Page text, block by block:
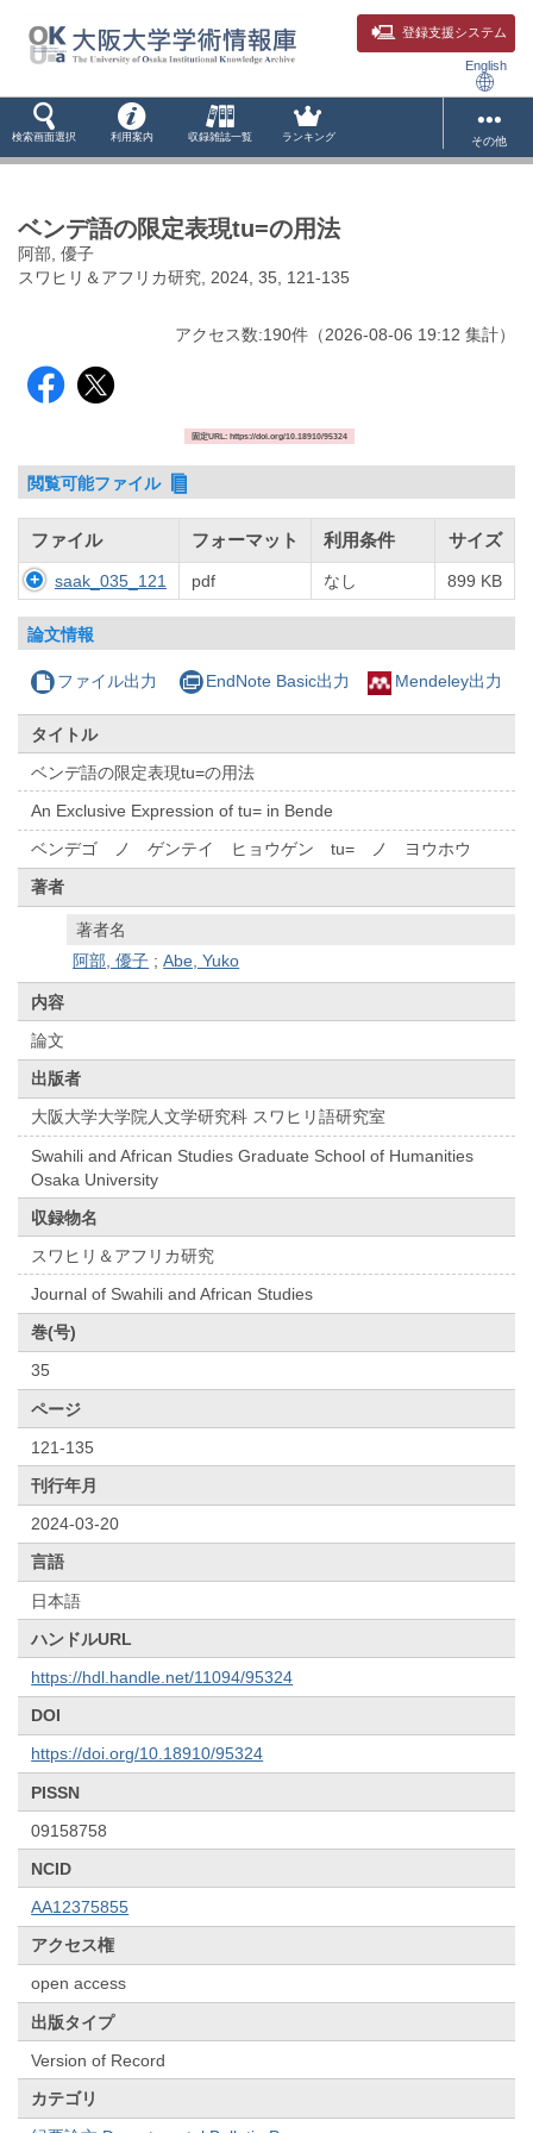
登録支援システム
English
検索画面選択 利用案内 収録雑誌一覧 ランキング その他
ベンデ語の限定表現tu=の用法
阿部, 優子
スワヒリ＆アフリカ研究, 2024, 35, 121-135
アクセス数:190件 （2026-08-06 19:12 集計）
固定URL: https://doi.org/10.18910/95324
閲覧可能ファイル
ファイル フォーマット 利用条件 サイズ
saak_035_121 pdf なし 899 KB
論文情報
ファイル出力 EndNote Basic出力 Mendeley出力
タイトル
ベンデ語の限定表現tu=の用法
An Exclusive Expression of tu= in Bende
ベンデゴ ノ ゲンテイ ヒョウゲン tu= ノ ヨウホウ
著者
著者名
阿部, 優子 ;Abe, Yuko
内容
論文
出版者
大阪大学大学院人文学研究科 スワヒリ語研究室
Swahili and African Studies Graduate School of Humanities
Osaka University
収録物名
スワヒリ＆アフリカ研究
Journal of Swahili and African Studies
巻(号)
35
ページ
121-135
刊行年月
2024-03-20
言語
日本語
ハンドルURL
https://hdl.handle.net/11094/95324
DOI
https://doi.org/10.18910/95324
PISSN
09158758
NCID
AA12375855
アクセス権
open access
出版タイプ
Version of Record
カテゴリ